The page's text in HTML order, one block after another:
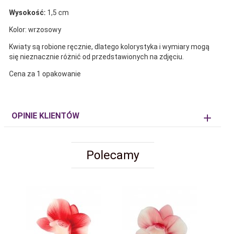
Wysokość: 1,5 cm
Kolor: wrzosowy
Kwiaty są robione ręcznie, dlatego kolorystyka i wymiary mogą
się nieznacznie różnić od przedstawionych na zdjęciu.
Cena za 1 opakowanie
OPINIE KLIENTÓW
Polecamy